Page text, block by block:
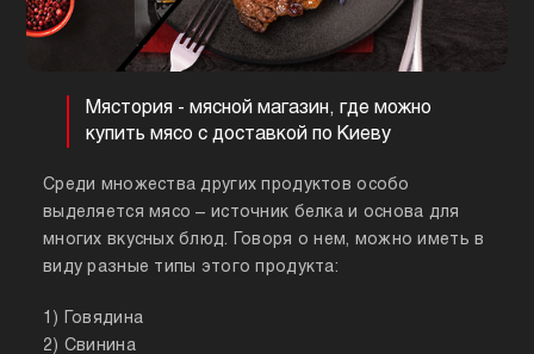
Мястория - мясной магазин, где можно
купить мясо с доставкой по Киеву
Среди множества других продуктов особо
выделяется мясо – источник белка и основа для
многих вкусных блюд. Говоря о нем, можно иметь в
виду разные типы этого продукта:
1) Говядина
2) Свинина